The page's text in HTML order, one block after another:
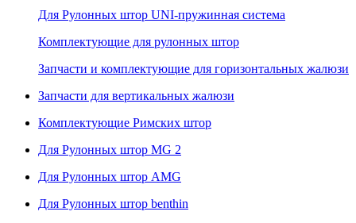
Для Рулонных штор UNI-пружинная система
Комплектующие для рулонных штор
Запчасти и комплектующие для горизонтальных жалюзи
Запчасти для вертикальных жалюзи
Комплектующие Римских штор
Для Рулонных штор MG 2
Для Рулонных штор AMG
Для Рулонных штор benthin